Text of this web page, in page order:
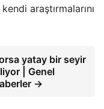
araştırmalarını
yatay bir seyir
| Genel
→